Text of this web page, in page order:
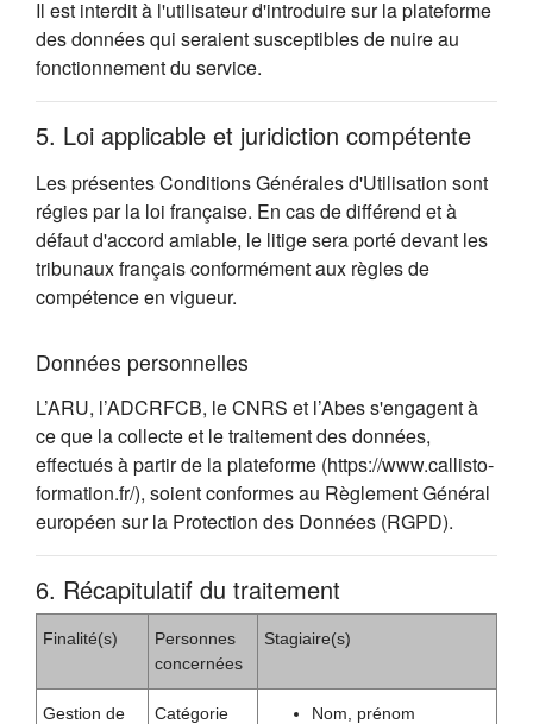
Il est interdit à l'utilisateur d'introduire sur la plateforme
des données qui seraient susceptibles de nuire au
fonctionnement du service.
5. Loi applicable et juridiction compétente
Les présentes Conditions Générales d'Utilisation sont
régies par la loi française. En cas de différend et à
défaut d'accord amiable, le litige sera porté devant les
tribunaux français conformément aux règles de
compétence en vigueur.
Données personnelles
L’ARU, l’ADCRFCB, le CNRS et l’Abes s'engagent à
ce que la collecte et le traitement des données,
effectués à partir de la plateforme (https://www.callisto-
formation.fr/), soient conformes au Règlement Général
européen sur la Protection des Données (RGPD).
6. Récapitulatif du traitement
Finalité(s)
Personnes
concernées
Stagiaire(s)
Gestion de
Catégorie
Nom, prénom